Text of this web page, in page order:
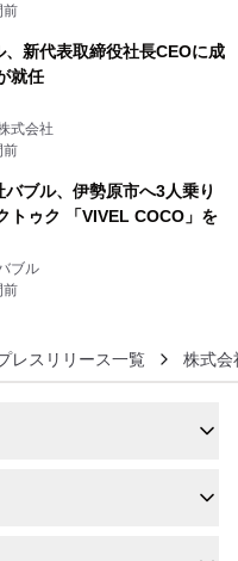
前
、新代表取締役社長CEOに成
就任
式会社
前
バブル、伊勢原市へ3人乗り
トゥク 「VIVEL COCO」を
ブル
前
レスリリース一覧 株式会